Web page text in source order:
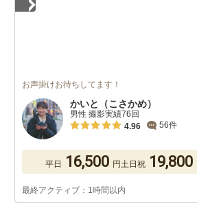
お声掛けお待ちしてます！
かいと（こさかめ）
男性 撮影実績76回
4.96
56件
平日 16,500 円土日祝 19,800
最終アクティブ：1時間以内